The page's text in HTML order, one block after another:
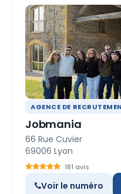
AGENCE DE
Jobmania
66 Rue Cuvier
69006 Lyon
181 avis
Voir le numéro